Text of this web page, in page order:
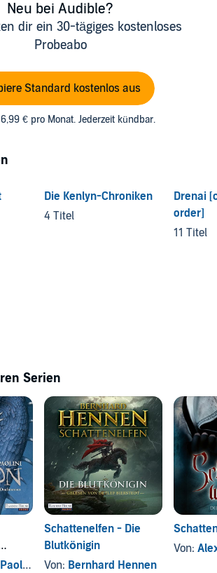
Neu bei Audible?
dir ein 30-tägiges kostenloses
Probeabo
Standard kostenlos aus
€ pro Monat. Jederzeit kündbar.
Die Kenlyn-Chroniken
4 Titel
Drenai
order]
11 Titel
Serien
Schattenelfen - Die
Blutkönigin
Von: Bernhard Hennen
Von: